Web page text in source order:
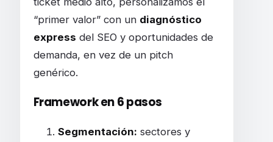
“primer valor” con un diagnóstico
express del SEO y oportunidades de
demanda, en vez de un pitch
genérico.
Framework en 6 pasos
Segmentación: sectores y